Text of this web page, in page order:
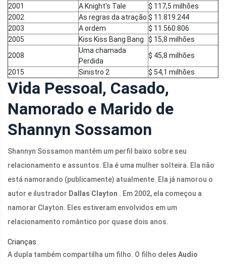
2001
A Knight's Tale
$ 117,5 milhões
2002
As regras da atração $ 11.819.244
2003
A ordem
$ 11.560.806
2005
Kiss Kiss Bang Bang
$ 15,8 milhões
2008
Uma chamada
Perdida
$ 45,8 milhões
2015 Sinistro 2 $ 54,1 milhões
Vida Pessoal, Casado,
Namorado e Marido de
Shannyn Sossamon
Shannyn Sossamon mantém um perfil baixo sobre seu
relacionamento e assuntos. Ela é uma mulher solteira. Ela não
está namorando (publicamente) atualmente. Ela já namorou o
autor e ilustrador Dallas Clayton . Em 2002, ela começou a
namorar Clayton. Eles estiveram envolvidos em um
relacionamento romântico por quase dois anos.
Crianças
A dupla também compartilha um filho. O filho deles Audio